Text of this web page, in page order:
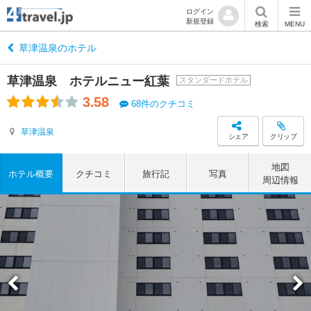
ログイン
新規登録
検索 MENU
草津温泉のホテル
草津温泉 ホテルニュー紅葉 スタンダードホテル
3.58 68件のクチコミ
草津温泉 シェア クリップ
ホテル概要 クチコミ 旅行記 写真
地図
周辺情報